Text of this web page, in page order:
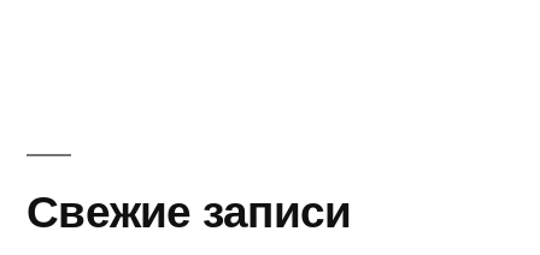
Свежие записи